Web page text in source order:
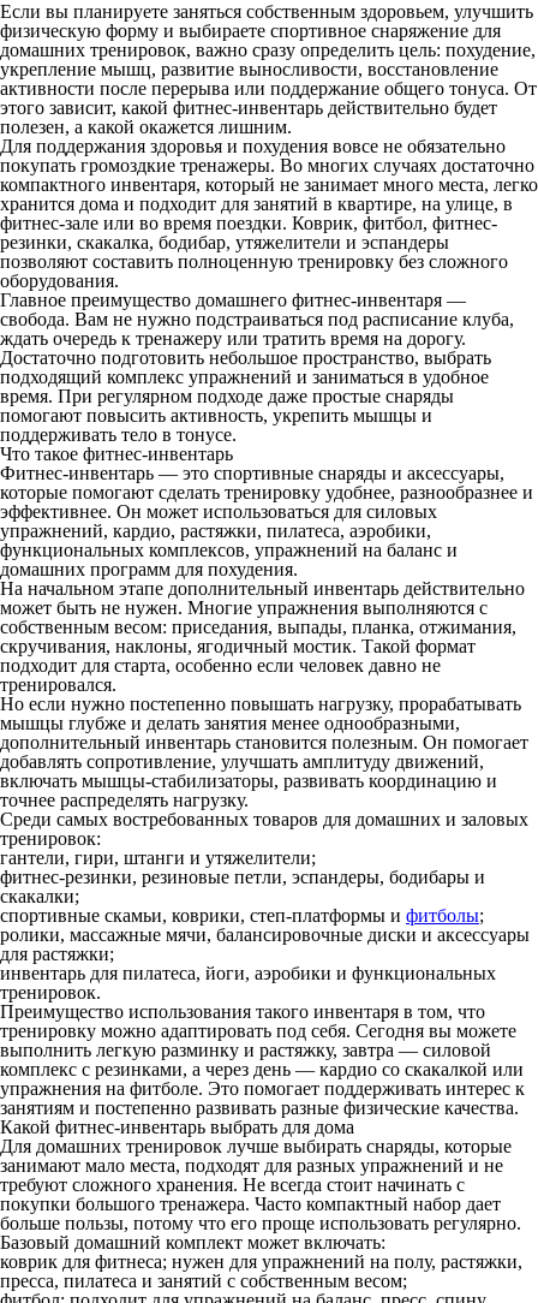
Если вы планируете заняться собственным здоровьем, улучшить
физическую форму и выбираете спортивное снаряжение для
домашних тренировок, важно сразу определить цель: похудение,
укрепление мышц, развитие выносливости, восстановление
активности после перерыва или поддержание общего тонуса. От
этого зависит, какой фитнес-инвентарь действительно будет
полезен, а какой окажется лишним.
Для поддержания здоровья и похудения вовсе не обязательно
покупать громоздкие тренажеры. Во многих случаях достаточно
компактного инвентаря, который не занимает много места, легко
хранится дома и подходит для занятий в квартире, на улице, в
фитнес-зале или во время поездки. Коврик, фитбол, фитнес-
резинки, скакалка, бодибар, утяжелители и эспандеры
позволяют составить полноценную тренировку без сложного
оборудования.
Главное преимущество домашнего фитнес-инвентаря —
свобода. Вам не нужно подстраиваться под расписание клуба,
ждать очередь к тренажеру или тратить время на дорогу.
Достаточно подготовить небольшое пространство, выбрать
подходящий комплекс упражнений и заниматься в удобное
время. При регулярном подходе даже простые снаряды
помогают повысить активность, укрепить мышцы и
поддерживать тело в тонусе.
Что такое фитнес-инвентарь
Фитнес-инвентарь — это спортивные снаряды и аксессуары,
которые помогают сделать тренировку удобнее, разнообразнее и
эффективнее. Он может использоваться для силовых
упражнений, кардио, растяжки, пилатеса, аэробики,
функциональных комплексов, упражнений на баланс и
домашних программ для похудения.
На начальном этапе дополнительный инвентарь действительно
может быть не нужен. Многие упражнения выполняются с
собственным весом: приседания, выпады, планка, отжимания,
скручивания, наклоны, ягодичный мостик. Такой формат
подходит для старта, особенно если человек давно не
тренировался.
Но если нужно постепенно повышать нагрузку, прорабатывать
мышцы глубже и делать занятия менее однообразными,
дополнительный инвентарь становится полезным. Он помогает
добавлять сопротивление, улучшать амплитуду движений,
включать мышцы-стабилизаторы, развивать координацию и
точнее распределять нагрузку.
Среди самых востребованных товаров для домашних и заловых
тренировок:
гантели, гири, штанги и утяжелители;
фитнес-резинки, резиновые петли, эспандеры, бодибары и
скакалки;
спортивные скамьи, коврики, степ-платформы и фитболы;
ролики, массажные мячи, балансировочные диски и аксессуары
для растяжки;
инвентарь для пилатеса, йоги, аэробики и функциональных
тренировок.
Преимущество использования такого инвентаря в том, что
тренировку можно адаптировать под себя. Сегодня вы можете
выполнить легкую разминку и растяжку, завтра — силовой
комплекс с резинками, а через день — кардио со скакалкой или
упражнения на фитболе. Это помогает поддерживать интерес к
занятиям и постепенно развивать разные физические качества.
Какой фитнес-инвентарь выбрать для дома
Для домашних тренировок лучше выбирать снаряды, которые
занимают мало места, подходят для разных упражнений и не
требуют сложного хранения. Не всегда стоит начинать с
покупки большого тренажера. Часто компактный набор дает
больше пользы, потому что его проще использовать регулярно.
Базовый домашний комплект может включать:
коврик для фитнеса; нужен для упражнений на полу, растяжки,
пресса, пилатеса и занятий с собственным весом;